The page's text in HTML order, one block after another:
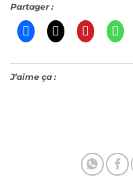
Partager :
J’aime ça :